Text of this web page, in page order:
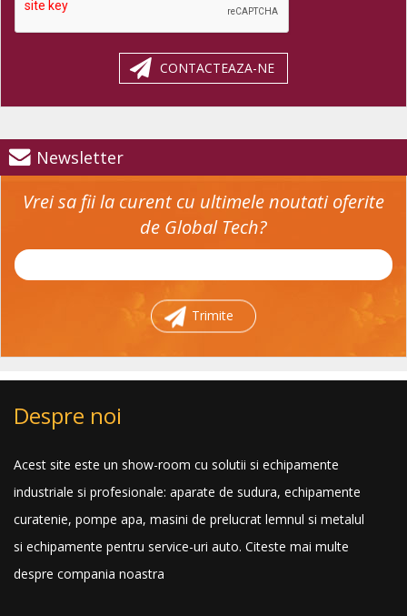
CONTACTEAZA-NE
Newsletter
Vrei sa fii la curent cu ultimele noutati oferite
de Global Tech?
Trimite
Despre noi
Acest site este un show-room cu solutii si echipamente
industriale si profesionale: aparate de sudura, echipamente
curatenie, pompe apa, masini de prelucrat lemnul si metalul
si echipamente pentru service-uri auto. Citeste mai multe
despre compania noastra